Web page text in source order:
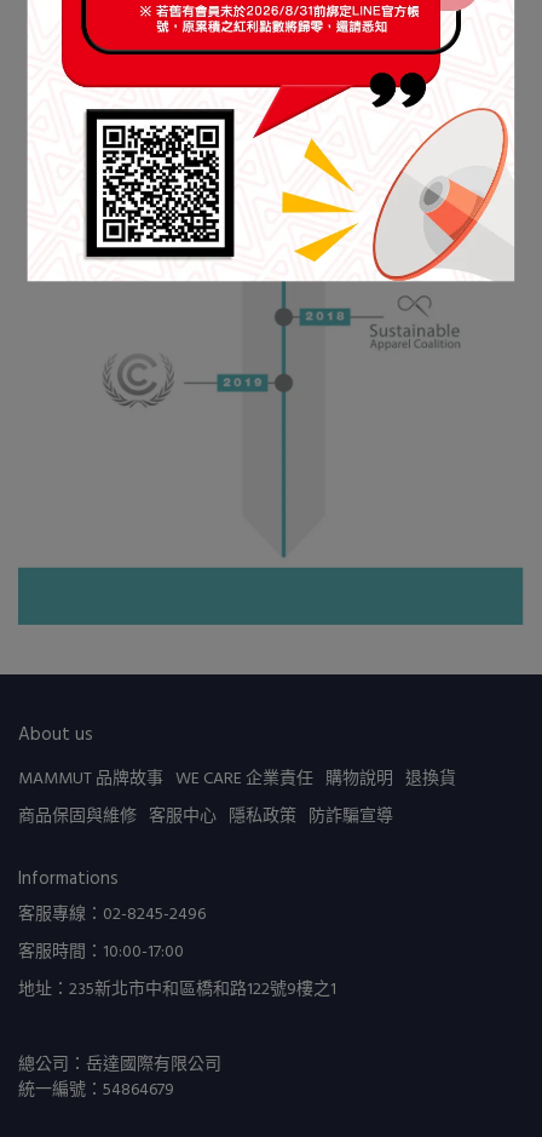
About us
MAMMUT 品牌故事 WE CARE 企業責任 購物說明 退換貨
商品保固與維修 客服中心 隱私政策 防詐騙宣導
Informations
客服專線：02-8245-2496
客服時間：10:00-17:00
地址：235新北市中和區橋和路122號9樓之1
總公司：岳達國際有限公司
統一編號：54864679